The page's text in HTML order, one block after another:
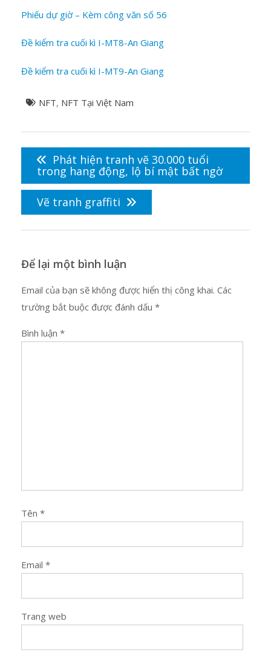
Phiếu dự giờ – Kèm công văn số 56
Đề kiểm tra cuối kì I-MT8-An Giang
Đề kiểm tra cuối kì I-MT9-An Giang
NFT, NFT Tại Việt Nam
hướng
bài
viết
Phát hiện tranh vẽ 30.000 tuổi
trong hang động, lộ bí mật bất ngờ
Vẽ tranh graffiti
Để lại một bình luận
Email của bạn sẽ không được hiển thị công khai. Các
trường bắt buộc được đánh dấu *
Bình luận *
Tên *
Email *
Trang web